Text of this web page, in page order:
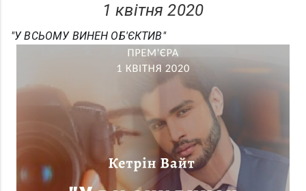
1 квітня 2020
"У ВСЬОМУ ВИНЕН ОБ'ЄКТИВ"